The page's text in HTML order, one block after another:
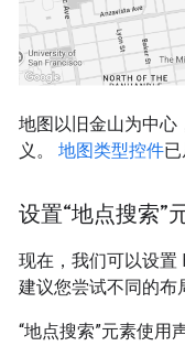
地图以旧金山为中心
义。 地图类型控件已
设置“地点搜索”
现在，我们可以设置
建议您尝试不同的布
“地点搜索”元素使用